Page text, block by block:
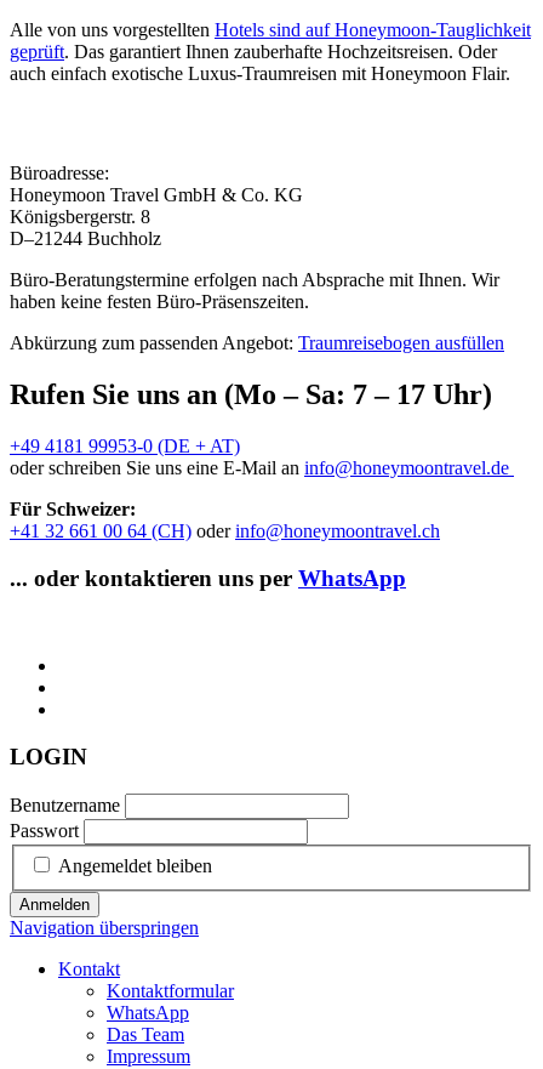
Alle von uns vorgestellten Hotels sind auf Honeymoon-Tauglichkeit
geprüft. Das garantiert Ihnen zauberhafte Hochzeitsreisen. Oder
auch einfach exotische Luxus-Traumreisen mit Honeymoon Flair.
Büroadresse:
Honeymoon Travel GmbH & Co. KG
Königsbergerstr. 8
D–21244 Buchholz
Büro-Beratungstermine erfolgen nach Absprache mit Ihnen. Wir
haben keine festen Büro-Präsenszeiten.
Abkürzung zum passenden Angebot: Traumreisebogen ausfüllen
Rufen Sie uns an (Mo – Sa: 7 – 17 Uhr)
+49 4181 99953-0 (DE + AT)
oder schreiben Sie uns eine E-Mail an info@honeymoontravel.de
Für Schweizer:
+41 32 661 00 64 (CH) oderinfo@honeymoontravel.ch
... oder kontaktieren uns per WhatsApp
LOGIN
Benutzername
Passwort
Angemeldet bleiben
Anmelden
Navigation überspringen
Kontakt
Kontaktformular
WhatsApp
Das Team
Impressum